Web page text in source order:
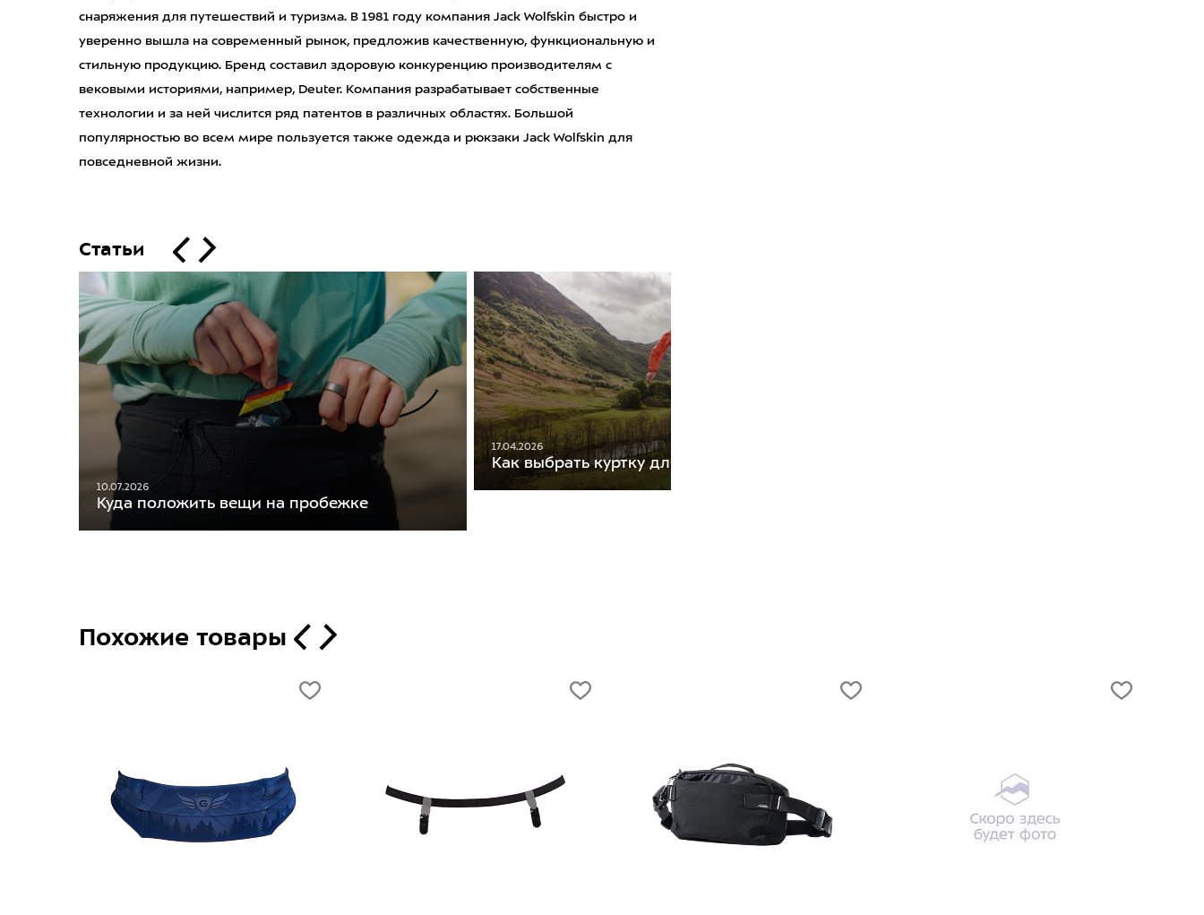
снаряжения для путешествий и туризма. В 1981 году компания Jack Wolfskin быстро и
уверенно вышла на современный рынок, предложив качественную, функциональную и
стильную продукцию. Бренд составил здоровую конкуренцию производителям с
вековыми историями, например, Deuter. Компания разрабатывает собственные
технологии и за ней числится ряд патентов в различных областях. Большой
популярностью во всем мире пользуется также одежда и рюкзаки Jack Wolfskin для
повседневной жизни.
Статьи
10.07.2026
Куда положить вещи на пробежке
17.04.2026
Как выбрать куртку для бега
Похожие товары